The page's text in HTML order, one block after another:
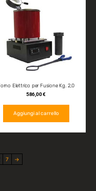
Elettrico per Fusione Kg. 2,0
586,00€
Aggiungi al carrello
7 →